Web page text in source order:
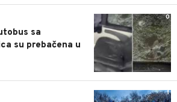
0
sa
su prebačena u
1